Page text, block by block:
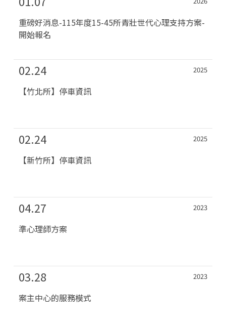
重磅好消息-115年度15-45所青壯世代心理支持方案-
開始報名
02.24 2025
【竹北所】停車資訊
02.24 2025
【新竹所】停車資訊
04.27 2023
準心理師方案
03.28 2023
案主中心的服務模式